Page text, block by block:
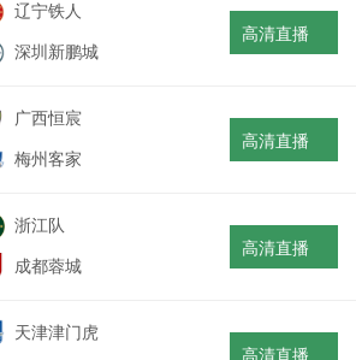
辽宁铁人
深圳新鹏城
高清直播
广西恒宸
梅州客家
高清直播
浙江队
成都蓉城
高清直播
天津津门虎
高清直播